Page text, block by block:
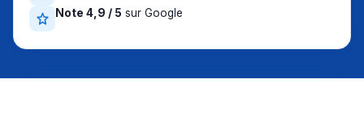
Note 4,9 / 5 sur Google